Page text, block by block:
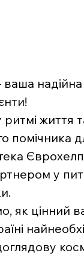
надійна
життя
помічника
у
як цінний